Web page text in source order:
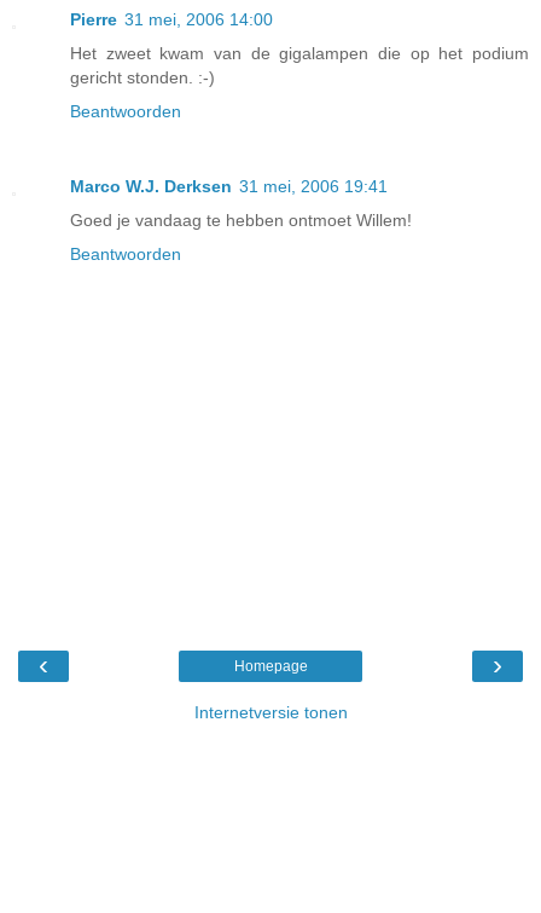
Pierre 31 mei, 2006 14:00
Het zweet kwam van de gigalampen die op het podium
gericht stonden. :-)
Beantwoorden
Marco W.J. Derksen 31 mei, 2006 19:41
Goed je vandaag te hebben ontmoet Willem!
Beantwoorden
‹ ›
Homepage
Internetversie tonen